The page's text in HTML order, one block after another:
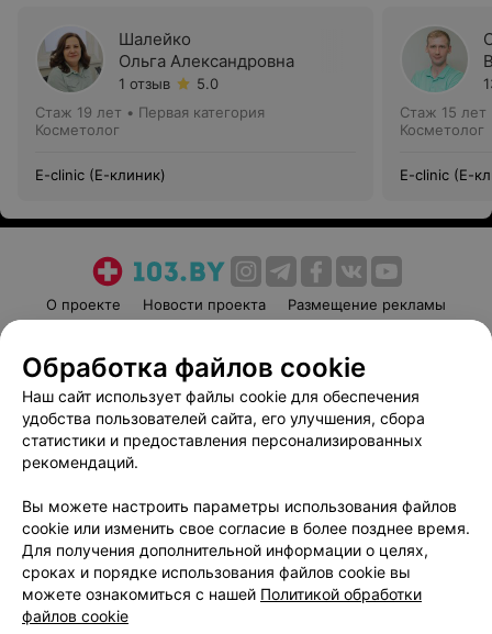
Шалейко
Ольга Александровна
1 отзыв
5.0
Стаж 19 лет • Первая категория
Косметолог
E-clinic (Е-клиник)
Стаж 15 лет
Косметолог
E-clinic (Е-
О проекте Новости проекта
Размещение рекламы
Пользовательское соглашение
Способы оплаты
Вакансии
Партнеры
Написать руководителю 103.by
Обработка персональных данных
Обработка файлов cookie
Наш сайт использует файлы cookie для обеспечения
удобства пользователей сайта, его улучшения, сбора
статистики и предоставления персонализированных
рекомендаций.
Вы можете настроить параметры использования файлов
cookie или изменить свое согласие в более позднее время.
Для получения дополнительной информации о целях,
сроках и порядке использования файлов cookie вы
можете ознакомиться с нашей Политикой обработки
файлов cookie